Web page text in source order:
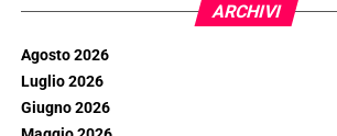
ARCHIVI
Agosto 2026
Luglio 2026
Giugno 2026